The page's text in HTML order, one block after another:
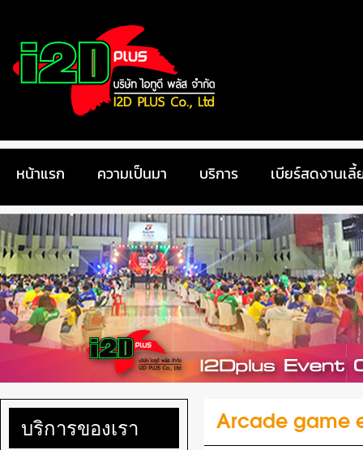
หน้าแรก ความเป็นมา บริการ เบียร์สดงานเ
บริการของเรา Arcade game